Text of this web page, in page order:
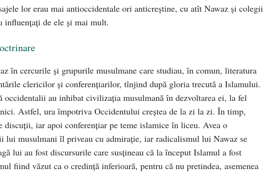
lor erau mai antioccidentale ori anticreştine, cu atît Nawaz şi colegii
influenţaţi de ele şi mai mult.
în cercurile şi grupurile musulmane care studiau, în comun, literatura
clericilor şi conferenţiarilor, tînjind după gloria trecută a Islamului.
occidentalii au inhibat civilizaţia musulmană în dezvoltarea ei, la fel
Astfel, ura împotriva Occidentului creştea de la zi la zi. În timp,
discuţii, iar apoi conferenţiar pe teme islamice în liceu. Avea o
lui musulmani îl priveau cu admiraţie, iar radicalismul lui Nawaz se
lui au fost discursurile care susţineau că la început Islamul a fost
fiind văzut ca o credinţă inferioară, pentru că nu pretindea, asemenea